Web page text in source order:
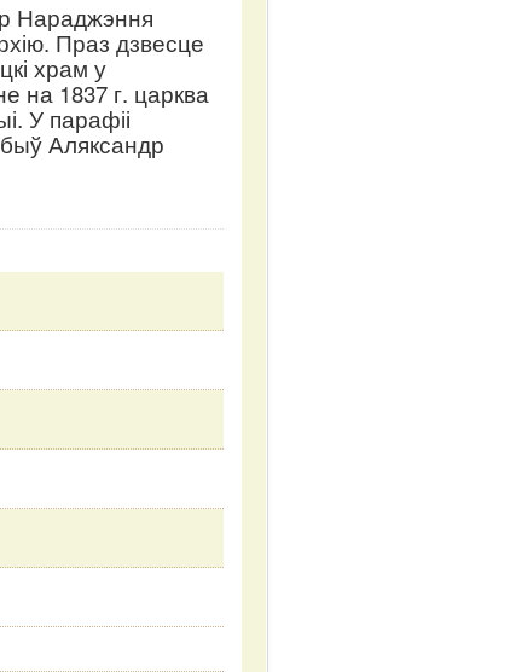
Нараджэння
Праз дзвесце
храм у
на 1837 г. царква
У парафіі
быў Аляксандр